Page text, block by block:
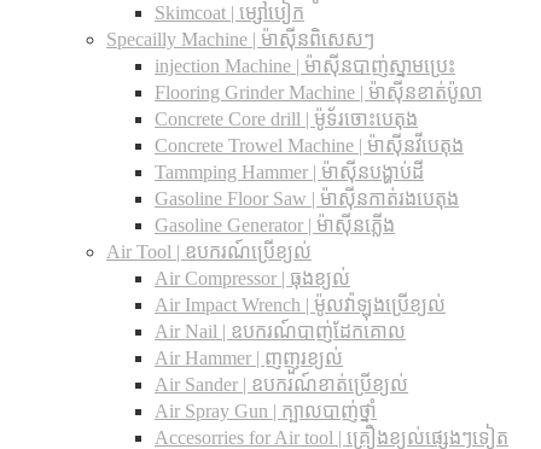
Skimcoat | ម្សៅបៀក
Specailly Machine | ម៉ាស៊ីនពិសេសៗ
injection Machine | ម៉ាស៊ីនបាញ់ស្នាមប្រេះ
Flooring Grinder Machine | ម៉ាស៊ីនខាត់ប៉ូលា
Concrete Core drill | ម៉ូទ័រចោះបេតុង
Concrete Trowel Machine | ម៉ាស៊ីនវីបេតុង
Tammping Hammer | ម៉ាស៊ីនបង្ហាប់ដី
Gasoline Floor Saw | ម៉ាស៊ីនកាត់រងបេតុង
Gasoline Generator | ម៉ាស៊ីនភ្លើង
Air Tool | ឧបករណ៍ប្រើខ្យល់
Air Compressor | ធុងខ្យល់
Air Impact Wrench | ម៉ូលវ៉ាឡុងប្រើខ្យល់
Air Nail | ឧបករណ៍បាញ់ដែកគោល
Air Hammer | ញញួរខ្យល់
Air Sander | ឧបករណ៍ខាត់ប្រើខ្យល់
Air Spray Gun | ក្បាលបាញ់ថ្នាំ
Accesorries for Air tool | គ្រឿងខ្យល់ផ្សេងៗទៀត